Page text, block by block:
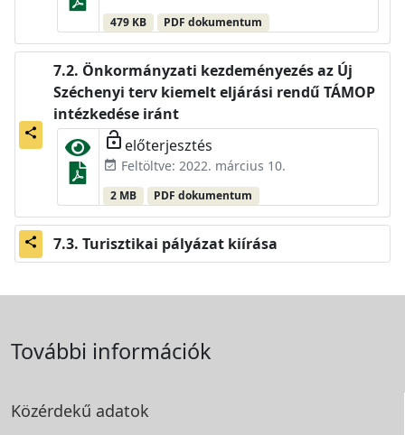
479 KB PDF dokumentum
share
Önkormányzati kezdeményezés az Új
Széchenyi terv kiemelt eljárási rendű TÁMOP
intézkedése iránt
lock_open előterjesztés
event_available Feltöltve: 2022. március 10.
2 MB PDF dokumentum
share Turisztikai pályázat kiírása
További információk
Közérdekű adatok